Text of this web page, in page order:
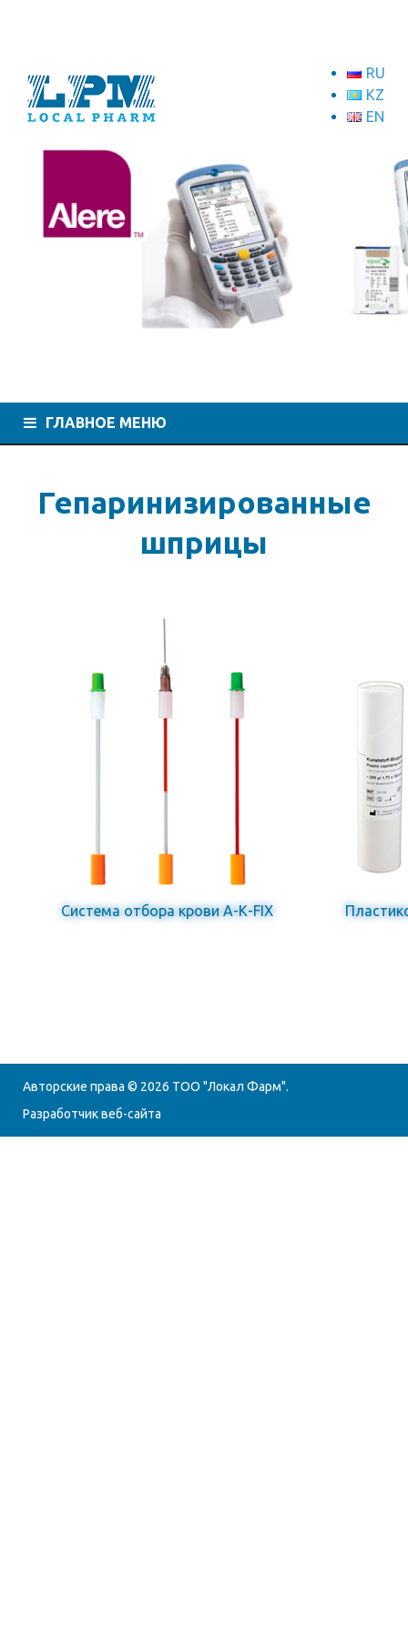
RU
KZ
EN
ТОО "Локал Фарм"
ГЛАВНОЕ МЕНЮ
Гепаринизированные
шприцы
Система отбора крови А-К-FIX
Авторские права © 2026 ТОО "Локал Фарм".
Разработчик веб-сайта